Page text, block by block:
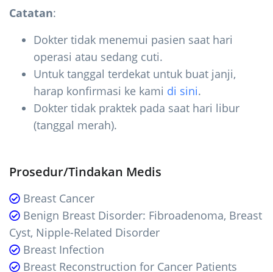
Catatan:
Dokter tidak menemui pasien saat hari
operasi atau sedang cuti.
Untuk tanggal terdekat untuk buat janji,
harap konfirmasi ke kami di sini.
Dokter tidak praktek pada saat hari libur
(tanggal merah).
Prosedur/Tindakan Medis
Breast Cancer
Benign Breast Disorder: Fibroadenoma, Breast
Cyst, Nipple-Related Disorder
Breast Infection
Breast Reconstruction for Cancer Patients